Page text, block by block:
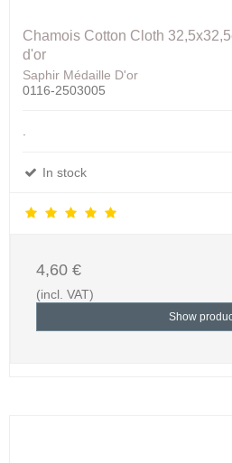
Chamois Cotton Cloth
d'or
Saphir Médaille D'or
0116-2503005
.
In stock
4,60 €
(incl. VAT)
Show